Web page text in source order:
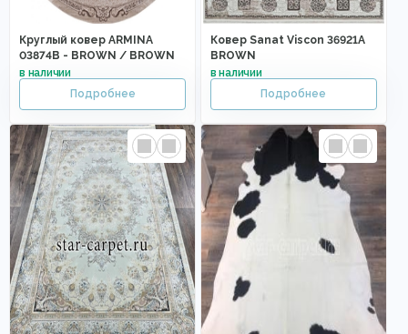
Круглый ковер ARMINA
03874B - BROWN / BROWN
Ковер Sanat Viscon 36921A
BROWN